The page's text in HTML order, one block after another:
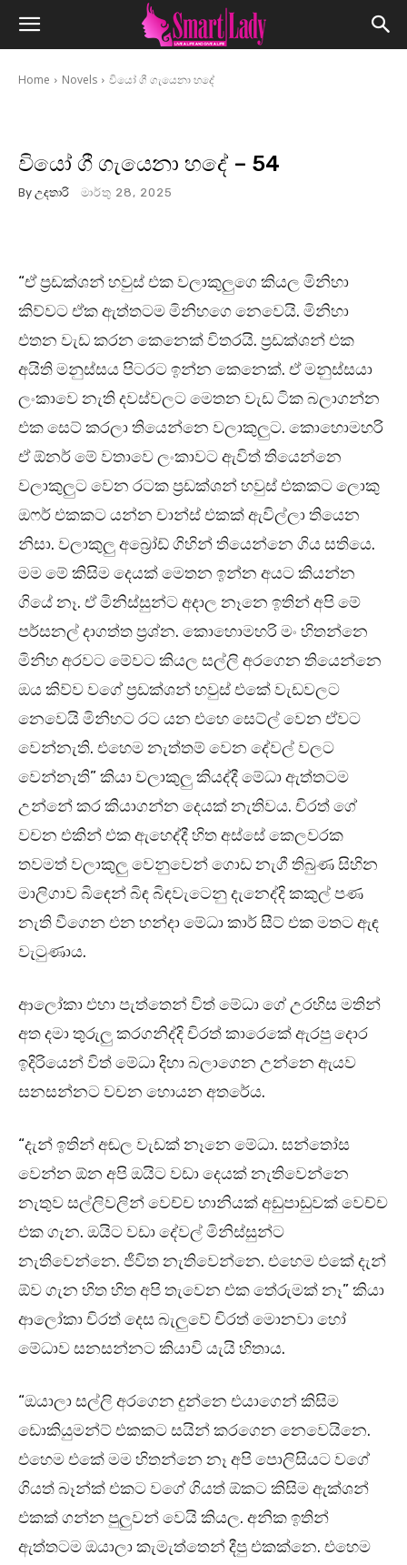
Home Novels වියෝ ගී ගැයෙනා හදේ
වියෝ ගී ගැයෙනා හදේ – 54
By උදතාරි මාර්තු 28, 2025
“ඒ ප්‍රඩක්ශන් හවුස් එක වලාකුලුගෙ කියල මිනිහා
කිව්වට ඒක ඇත්තටම මිනිහගෙ නෙවෙයි. මිනිහා
එතන වැඩ කරන කෙනෙක් විතරයි. ප්‍රඩක්ශන් එක
අයිති මනුස්සය පිටරට ඉන්න කෙනෙක්. ඒ මනුස්සයා
ලංකාවෙ නැති දවස්වලට මෙතන වැඩ ටික බලාගන්න
එක සෙට් කරලා තියෙන්නෙ වලාකුලුට. කොහොමහරි
ඒ ඕනර් මේ වතාවෙ ලංකාවට ඇවිත් තියෙන්නෙ
වලාකුලුට වෙන රටක ප්‍රඩක්ශන් හවුස් එකකට ලොකු
ඔෆර් එකකට යන්න චාන්ස් එකක් ඇවිල්ලා තියෙන
නිසා. වලාකුලු අබ්‍රෝඩ් ගිහින් තියෙන්නෙ ගිය සතියෙ.
මම මේ කිසිම දෙයක් මෙතන ඉන්න අයට කියන්න
ගියේ නෑ. ඒ මිනිස්සුන්ට අදාල නෑනෙ ඉතින් අපි මේ
පර්සනල් දාගත්ත ප්‍රශ්න. කොහොමහරි මං හිතන්නෙ
මිනිහ අරවට මේවට කියල සල්ලි අරගෙන තියෙන්නෙ
ඔය කිව්ව වගේ ප්‍රඩක්ශන් හවුස් එකේ වැඩවලට
නෙවෙයි මිනිහට රට යන එහෙ සෙට්ල් වෙන ඒවට
වෙන්නැති. එහෙම නැත්තම් වෙන දේවල් වලට
වෙන්නැති” කියා වලාකුලු කියද්දී මේධා ඇත්තටම
උන්නේ කර කියාගන්න දෙයක් නැතිවය. චිරත් ගේ
වචන එකින් එක ඇහෙද්දී හිත අස්සේ කෙලවරක
තවමත් වලාකුලු වෙනුවෙන් ගොඩ නැගී තිබුණ සිහින
මාලිගාව බිඳෙන් බිඳ බිඳවැටෙනු දැනෙද්දි කකුල් පණ
නැති වීගෙන එන හන්දා මේධා කාර් සීට් එක මතට ඇඳ
වැටුණාය.
ආලෝකා එහා පැත්තෙන් විත් මේධා ගේ උරහිස මතින්
අත දමා තුරුලු කරගනිද්දි චිරත් කාරෙකේ ඇරපු දොර
ඉදිරියෙන් විත් මේධා දිහා බලාගෙන උන්නෙ ඇයව
සනසන්නට වචන හොයන අතරේය.
“දැන් ඉතින් අඬල වැඩක් නෑනෙ මේධා. සන්තෝස
වෙන්න ඕන අපි ඔයිට වඩා දෙයක් නැතිවෙන්නෙ
නැතුව සල්ලිවලින් වෙච්ච හානියක් අඩුපාඩුවක් වෙච්ච
එක ගැන. ඔයිට වඩා දේවල් මිනිස්සුන්ට
නැතිවෙන්නෙ. ජීවිත නැතිවෙන්නෙ. එහෙම එකේ දැන්
ඕව ගැන හිත හිත අපි තැවෙන එක තේරුමක් නෑ” කියා
ආලෝකා චිරත් දෙස බැලුවේ චිරත් මොනවා හෝ
මේධාව සනසන්නට කියාවි යැයි හිතාය.
“ඔයාලා සල්ලි අරගෙන දුන්නෙ එයාගෙන් කිසිම
ඩොකියුමන්ට් එකකට සයින් කරගෙන නෙවෙයිනෙ.
එහෙම එකේ මම හිතන්නෙ නෑ අපි පොලිසියට වගේ
ගියත් බෑන්ක් එකට වගේ ගියත් ඕකට කිසිම ඇක්ශන්
එකක් ගන්න පුලුවන් වෙයි කියල. අනික ඉතින්
ඇත්තටම ඔයාලා කැමැත්තෙන් දීපු එකක්නෙ. එහෙම